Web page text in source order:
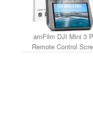
amFilm DJI Mini 3
Remote Control